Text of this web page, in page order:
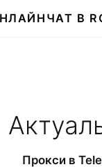
ЧАТ В
Прокси в